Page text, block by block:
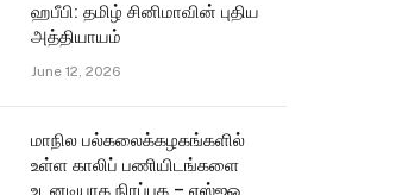
ஹபீபி: தமிழ் சினிமாவின் புதிய
அத்தியாயம்
June 12, 2026
மாநில பல்கலைக்கழகங்களில்
உள்ள காலிப் பணியிடங்களை
உடனடியாக நிரப்புக – எஸ்ஐஓ